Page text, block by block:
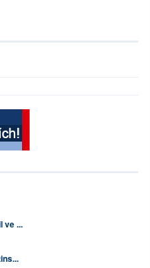
ve ...